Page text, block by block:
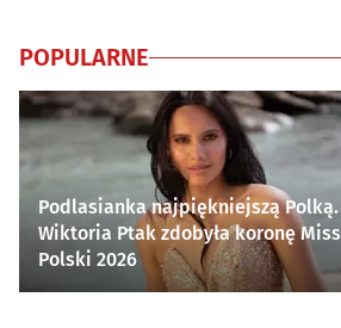
POPULARNE
Podlasianka najpiękniejszą Polką.
Wiktoria Ptak zdobyła koronę Miss
Polski 2026